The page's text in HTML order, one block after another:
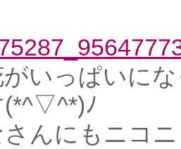
がいっぱいに
(*^▽^*)ﾉ
んにもニコ